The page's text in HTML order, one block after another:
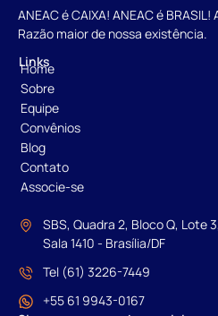
ANEAC é CAIXA! ANEAC é
Razão maior de nossa existência.
Links
Home
Sobre
Equipe
Convênios
Blog
Contato
Associe-se
SBS, Quadra 2, Bloco Q, Lote
Sala 1410 - Brasília/DF
Tel (61) 3226-7449
+55 61 9943-0167